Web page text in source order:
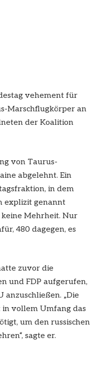
vehement für
Marschflugkörper an
der Koalition
von Taurus-
abgelehnt. Ein
in dem
explizit genannt
Mehrheit. Nur
480 dagegen, es
zuvor die
und FDP aufgerufen,
anzuschließen. „Die
vollem Umfang das
um den russischen
sagte er.